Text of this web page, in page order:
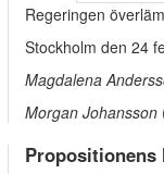
Regeringen
Stockholm den 24
Magdalena
Morgan Johansson
Propositionens